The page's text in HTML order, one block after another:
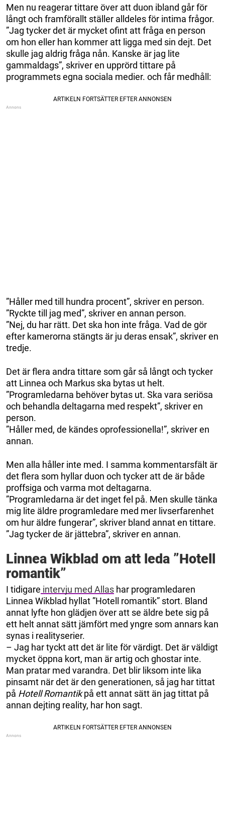
Men nu reagerar tittare över att duon ibland går för
långt och framförallt ställer alldeles för intima frågor.
”Jag tycker det är mycket ofint att fråga en person
om hon eller han kommer att ligga med sin dejt. Det
skulle jag aldrig fråga nån. Kanske är jag lite
gammaldags”, skriver en upprörd tittare på
programmets egna sociala medier. och får medhåll:
”Håller med till hundra procent”, skriver en person.
”Ryckte till jag med”, skriver en annan person.
”Nej, du har rätt. Det ska hon inte fråga. Vad de gör
efter kamerorna stängts är ju deras ensak”, skriver en
tredje.
Det är flera andra tittare som går så långt och tycker
att Linnea och Markus ska bytas ut helt.
”Programledarna behöver bytas ut. Ska vara seriösa
och behandla deltagarna med respekt”, skriver en
person.
”Håller med, de kändes oprofessionella!”, skriver en
annan.
Men alla håller inte med. I samma kommentarsfält är
det flera som hyllar duon och tycker att de är både
proffsiga och varma mot deltagarna.
”Programledarna är det inget fel på. Men skulle tänka
mig lite äldre programledare med mer livserfarenhet
om hur äldre fungerar”, skriver bland annat en tittare.
”Jag tycker de är jättebra”, skriver en annan.
Linnea Wikblad om att leda ”Hotell
romantik”
I tidigare intervju med Allas har programledaren
Linnea Wikblad hyllat ”Hotell romantik” stort. Bland
annat lyfte hon glädjen över att se äldre bete sig på
ett helt annat sätt jämfört med yngre som annars kan
synas i realityserier.
– Jag har tyckt att det är lite för värdigt. Det är väldigt
mycket öppna kort, man är artig och ghostar inte.
Man pratar med varandra. Det blir liksom inte lika
pinsamt när det är den generationen, så jag har tittat
på Hotell Romantikpå ett annat sätt än jag tittat på
annan dejting reality, har hon sagt.